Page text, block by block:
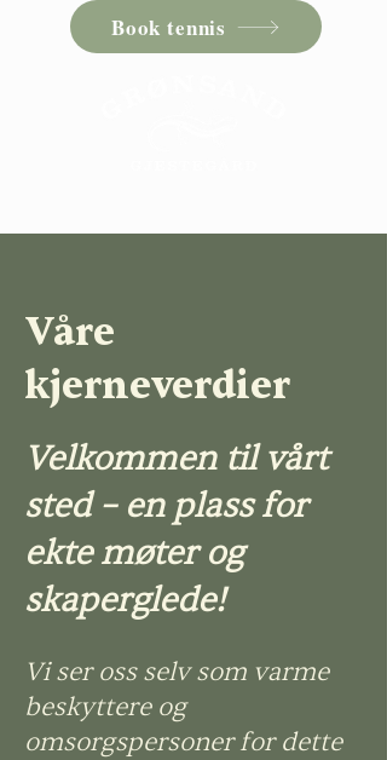
Book tennis
Våre
kjerneverdier
Velkommen til vårt
sted – en plass for
ekte møter og
skaperglede!
Vi ser oss selv som varme
beskyttere og
omsorgspersoner for dette